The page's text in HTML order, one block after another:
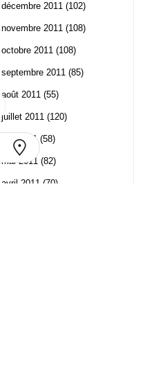
décembre 2011 (102)
novembre 2011 (108)
octobre 2011 (108)
septembre 2011 (85)
août 2011 (55)
juillet 2011 (120)
juin 2011(58)
mai 2011 (82)
avril 2011 (70)